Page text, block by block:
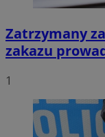
Zatrzymany
zakazu
1